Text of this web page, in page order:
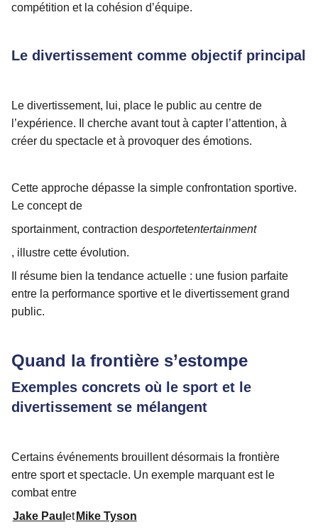
compétition et la cohésion d’équipe.
Le divertissement comme objectif principal
Le divertissement, lui, place le public au centre de
l’expérience. Il cherche avant tout à capter l’attention, à
créer du spectacle et à provoquer des émotions.
Cette approche dépasse la simple confrontation sportive.
Le concept de
sportainment, contraction desportetentertainment
, illustre cette évolution.
Il résume bien la tendance actuelle : une fusion parfaite
entre la performance sportive et le divertissement grand
public.
Quand la frontière s’estompe
Exemples concrets où le sport et le
divertissement se mélangent
Certains événements brouillent désormais la frontière
entre sport et spectacle. Un exemple marquant est le
combat entre
Jake Paul et Mike Tyson